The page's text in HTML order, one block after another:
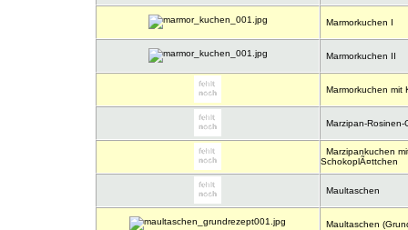
Marmorkuchen I
Marmorkuchen II
Marmorkuchen mit
Marzipan-Rosinen-
Marzipankuchen
SchokoplÃ¤ttchen
Maultaschen
Maultaschen